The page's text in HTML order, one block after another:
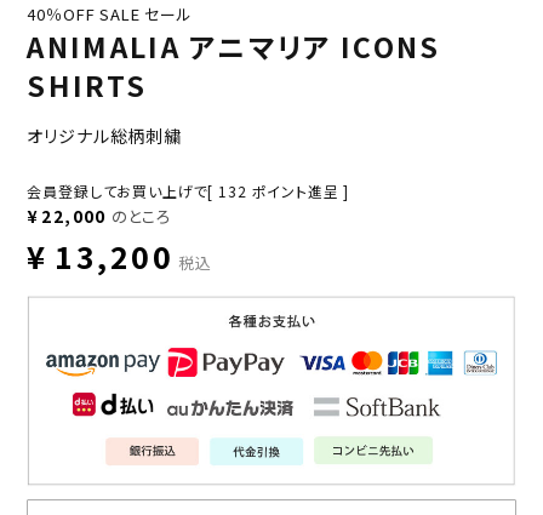
40％OFF SALE セール
ANIMALIA アニマリア ICONS
SHIRTS
オリジナル総柄刺繍
会員登録してお買い上げで[ 132 ポイント進呈 ]
¥ 22,000 のところ
¥ 13,200 税込